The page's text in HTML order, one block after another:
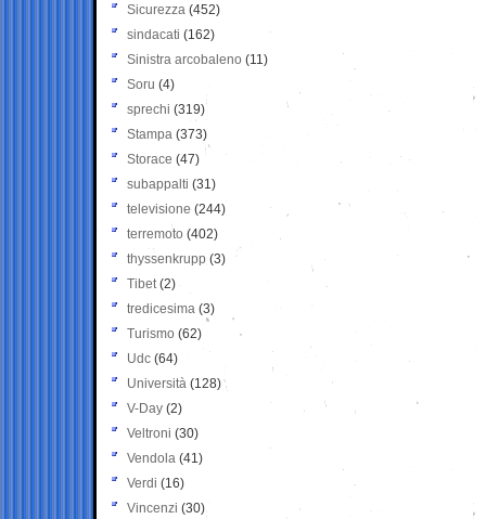
Sicurezza (452)
sindacati (162)
Sinistra arcobaleno (11)
Soru (4)
sprechi (319)
Stampa (373)
Storace (47)
subappalti (31)
televisione(244)
terremoto (402)
thyssenkrupp (3)
Tibet(2)
tredicesima (3)
Turismo (62)
Udc (64)
Università (128)
V-Day (2)
Veltroni (30)
Vendola (41)
Verdi (16)
Vincenzi (30)